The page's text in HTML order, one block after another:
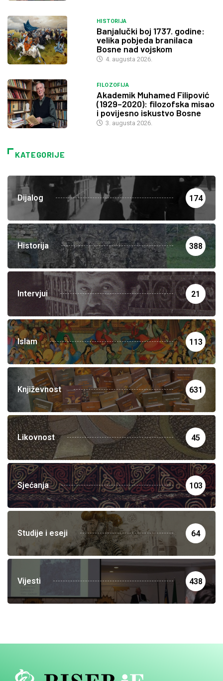
HISTORIJA
Banjalučki boj 1737. godine:
velika pobjeda branilaca
Bosne nad vojskom
4. augusta 2026.
FILOZOFIJA
Akademik Muhamed Filipović
(1929–2020): filozofska misao
i povijesno iskustvo Bosne
3. augusta 2026.
KATEGORIJE
Dijalog 174
Historija 388
Intervjui 21
Islam 113
Književnost 631
Likovnost 45
Sjećanja 103
Studije i eseji 64
Vijesti 438